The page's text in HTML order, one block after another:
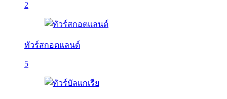
2
ทัวร์สกอตแลนด์
5